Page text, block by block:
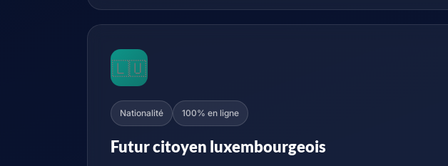
🇱🇺
Nationalité 100% en ligne
Futur citoyen luxembourgeois